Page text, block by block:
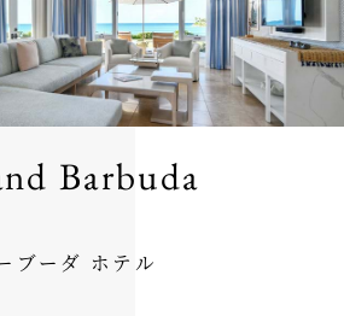
Barbuda
ブーダ ホテル